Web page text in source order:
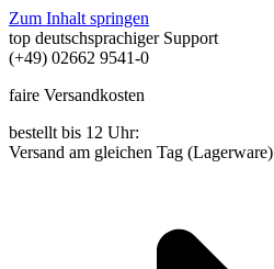
Zum Inhalt springen
top deutschsprachiger Support
(+49) 02662 9541-0
faire Versandkosten
bestellt bis 12 Uhr:
Versand am gleichen Tag (Lagerware)